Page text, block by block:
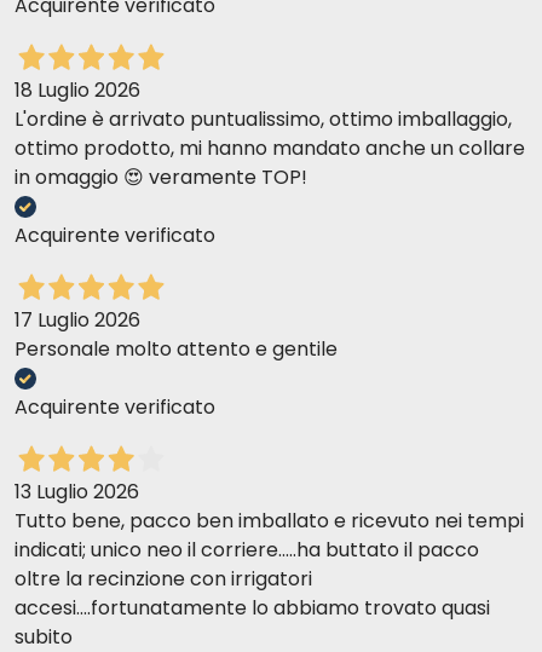
P07 POLLO TERNERA Y VERDURAS
P08 ATÚN
¿Dónde puedo comprar los sobres de Natural
Code para mi gato?
Los sobres de Natural Code están disponibles en Paco
Pet Shop, nuestra tienda online donde encontrará
una amplia selección de productos de alta calidad
para su amigo felino.
¿Están los sobres de Natural Code
convenientemente envasados para abrirlos
fácilmente?
Por supuesto. Los sobres Natural Code están
convenientemente envasados con un sistema de
frescura de su gato!
18 Luglio 2026
L'ordine è arrivato puntualissimo, ottimo imballaggio,
ottimo prodotto, mi hanno mandato anche un collare
in omaggio 😍 veramente TOP!
Acquirente verificato
17 Luglio 2026
Personale molto attento e gentile
Acquirente verificato
13 Luglio 2026
Tutto bene, pacco ben imballato e ricevuto nei tempi
indicati; unico neo il corriere.....ha buttato il pacco
oltre la recinzione con irrigatori
accesi....fortunatamente lo abbiamo trovato quasi
subito